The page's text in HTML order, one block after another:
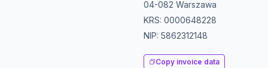
04-082 Warszawa
KRS: 0000648228
NIP: 5862312148
Copy invoice data